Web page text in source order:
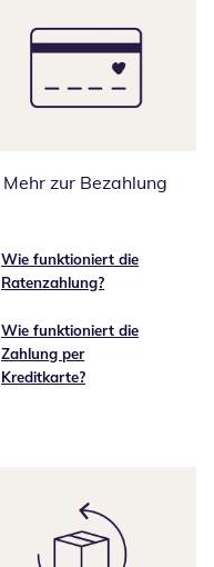
Mehr zur Bezahlung
Wie funktioniert die
Ratenzahlung?
Wie funktioniert die
Zahlung per
Kreditkarte?